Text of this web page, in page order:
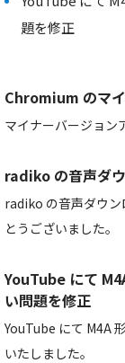
題を修正
Chromium のマ
マイナーバージョン
radiko の音声ダ
radiko の音声ダウン
とうございました。
YouTube にて
い問題を修正
YouTube にて M4A
いたしました。